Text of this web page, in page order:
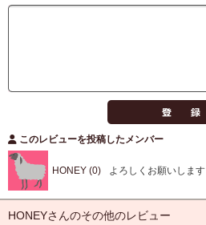
このレビューを投稿したメンバー
HONEY (0) よろしくお願いします
HONEYさんのその他のレビュー